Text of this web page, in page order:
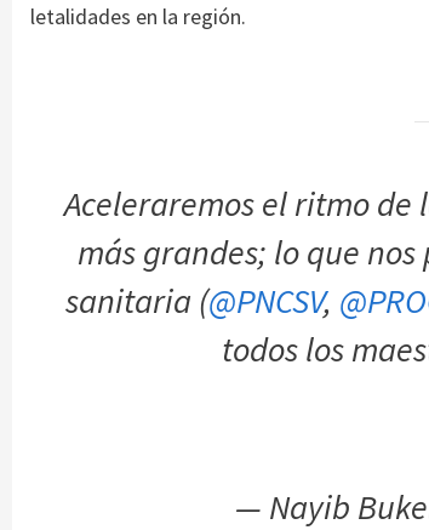
letalidades en la región.
Aceleraremos el ritmo
más grandes; lo que
sanitaria (@PNCSV,
todos los
— Nayib